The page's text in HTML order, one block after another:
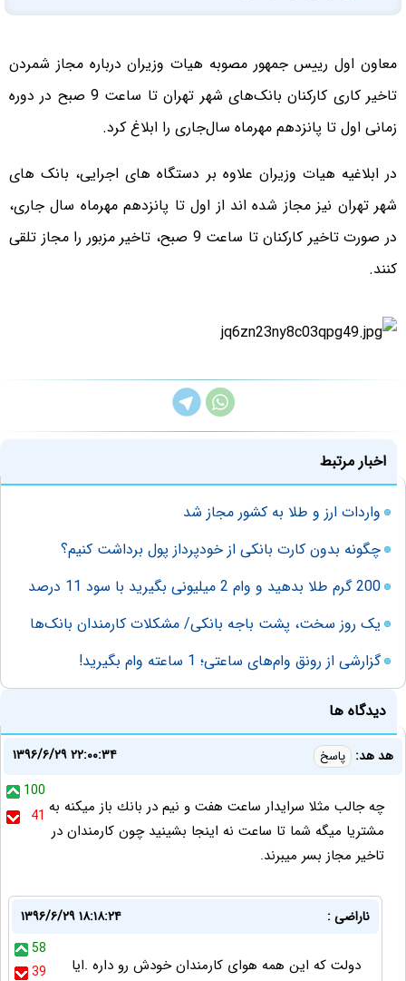
معاون اول رییس جمهور مصوبه هیات وزیران درباره مجاز شمردن
تاخیر کاری کارکنان بانک‌های شهر تهران تا ساعت 9 صبح در دوره
زمانی اول تا پانزدهم مهرماه سال‌جاری را ابلاغ کرد.
در ابلاغیه هیات وزیران علاوه بر دستگاه های اجرایی، ‌بانک های
شهر تهران نیز مجاز شده اند از اول تا پانزدهم مهرماه سال جاری،
در صورت تاخیر کارکنان تا ساعت 9 صبح، تاخیر مزبور را مجاز تلقی
کنند.
اخبار مرتبط
واردات ارز و طلا به کشور مجاز شد
چگونه بدون کارت بانکی از خودپرداز پول برداشت کنیم؟
200 گرم طلا بدهید و وام 2 میلیونی بگیرید با سود 11 درصد
یک روز سخت، پشت باجه بانکی/ مشکلات کارمندان بانک‌ها
گزارشی از رونق وام‌های ساعتی؛ 1 ساعته وام بگیرید!
دیدگاه ها
هد هد: پاسخ
۱۳۹۶/۶/۲۹ ۲۲:۰۰:۳۴
100
41 چه جالب مثلا سرايدار ساعت هفت و نيم در بانك باز ميكنه به
مشتريا ميگه شما تا ساعت نه اينجا بشينيد چون كارمندان در
تاخير مجاز بسر ميبرند.
ناراضی :
۱۳۹۶/۶/۲۹ ۱۸:۱۸:۲۴
58
39
دولت که این همه هوای کارمندان خودش رو داره .ایا